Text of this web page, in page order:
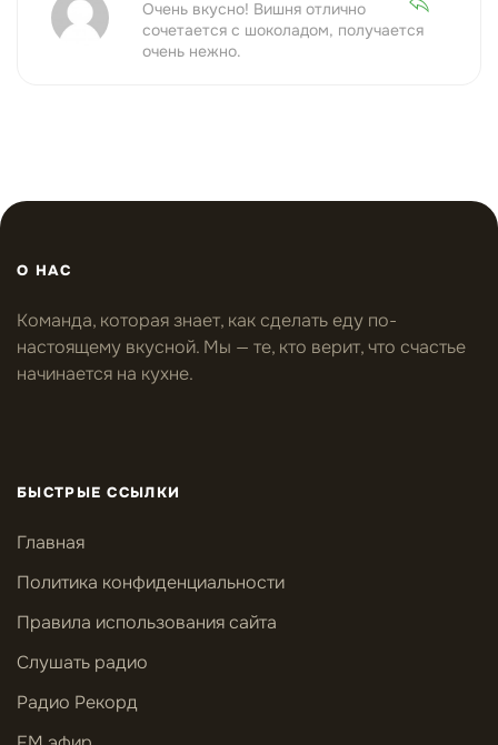
Очень вкусно! Вишня отлично
сочетается с шоколадом, получается
очень нежно.
О НАС
Команда, которая знает, как сделать еду по-
настоящему вкусной. Мы — те, кто верит, что счастье
начинается на кухне.
БЫСТРЫЕ ССЫЛКИ
Главная
Политика конфиденциальности
Правила использования сайта
Слушать радио
Радио Рекорд